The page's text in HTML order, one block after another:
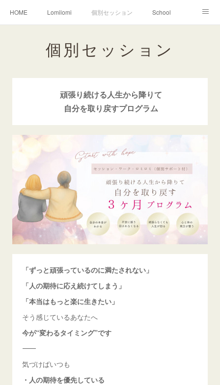
HOME Lomilomi 個別セッション School
School無料説明会
個別セッション
頑張り続ける人生から降りて
自分を取り戻すプログラム
「ずっと頑張っているのに満たされない」
「人の期待に応え続けてしまう」
「本当はもっと楽に生きたい」
そう感じているあなたへ
今が“変わるタイミング”です
⸻
気づけばいつも
・人の期待を優先している